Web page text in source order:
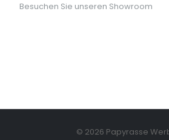
Besuchen Sie unseren Showroom
© 2026 Papyrasse